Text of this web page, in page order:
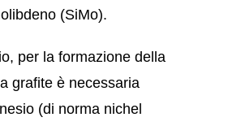
(SiMo).
per la formazione della
grafite è necessaria
(di norma nichel